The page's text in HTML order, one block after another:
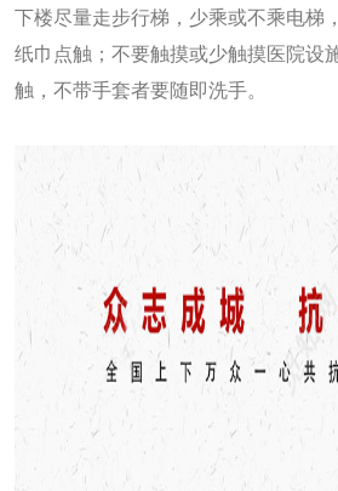
下楼尽量走步行梯，少乘或不乘电梯
纸巾点触；不要触摸或少触摸医院设
触，不带手套者要随即洗手。